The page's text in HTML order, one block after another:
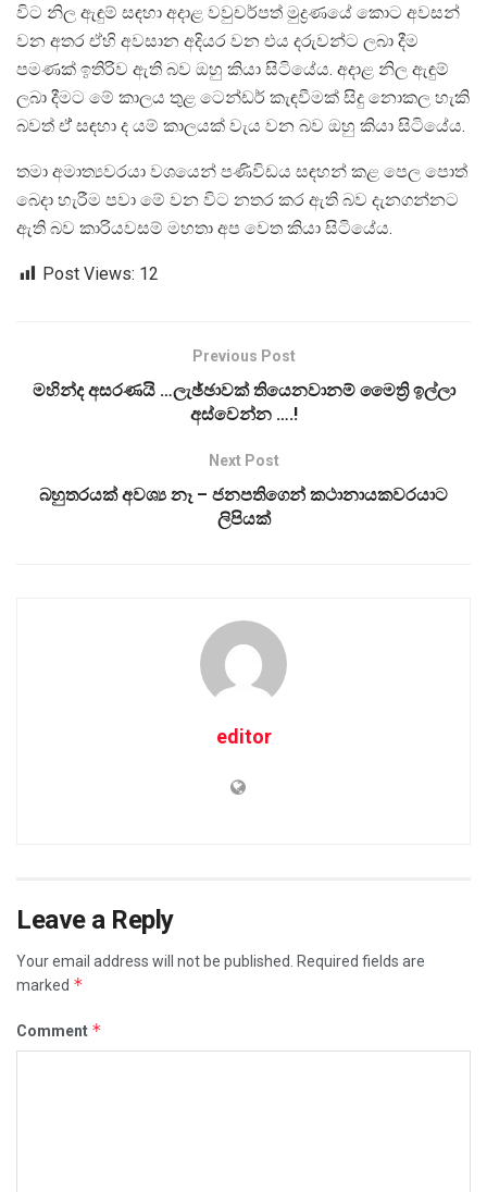
විට නිල ඇඳුම් සඳහා අදාළ වවුචර්පත් මුද්‍රණයේ කොට අවසන්
වන අතර ඒහි අවසාන අදියර වන එය දරුවන්ට ලබා දීම
පමණක් ඉතිරිව ඇති බව ඔහු කියා සිටියේය. අදාළ නිල ඇඳුම්
ලබා දීමට මේ කාලය තුළ ටෙන්ඩර් කැඳවීමක් සිදු නොකල හැකි
බවත් ඒ් සඳහා ද යම් කාලයක් වැය වන බව ඔහු කියා සිටියේය.
තමා අමාත්‍යවරයා වශයෙන් පණිවිඩය සඳහන් කළ පෙල පොත්
බෙදා හැරීම පවා මේ වන විට නතර කර ඇති බව දැනගන්නට
ඇති බව කාරියවසම් මහතා අප වෙත කියා සිටියේය.
Post Views: 12
Previous Post
මහින්ද අසරණයි …ලැඡ්ඡාවක් තියෙනවානම් මෛත්‍රි ඉල්ලා
අස්වෙන්න ….!
Next Post
බහුතරයක් අවශ්‍ය නෑ – ජනපතිගෙන් කථානායකවරයාට
ලිපියක්
editor
Leave a Reply
Your email address will not be published.
Required fields are
marked *
Comment *